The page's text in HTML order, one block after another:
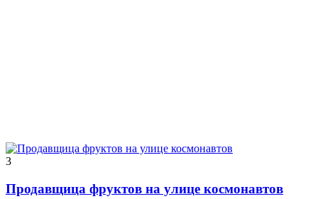
3
Продавщица фруктов на улице космонавтов